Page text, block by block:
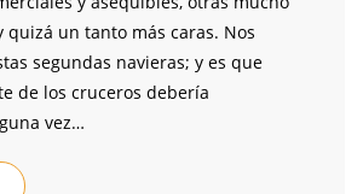
quizá un tanto más caras. Nos
segundas navieras; y es que
de los cruceros debería
vez…